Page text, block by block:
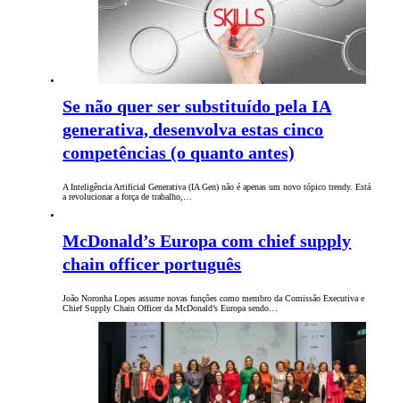
Se não quer ser substituído pela IA
generativa, desenvolva estas cinco
competências (o quanto antes)
A Inteligência Artificial Generativa (IA Gen) não é apenas um novo tópico trendy. Está
a revolucionar a força de trabalho,…
McDonald’s Europa com chief supply
chain officer português
João Noronha Lopes assume novas funções como membro da Comissão Executiva e
Chief Supply Chain Officer da McDonald’s Europa sendo…